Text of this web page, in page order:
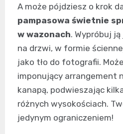
A może pójdziesz o krok
pampasowa świetnie
w wazonach. Wypróbuj
na drzwi, w formie
jako tło do fotografii.
imponujący arrangement
kanapą, podwieszając
różnych wysokościach.
jedynym ograniczeniem!